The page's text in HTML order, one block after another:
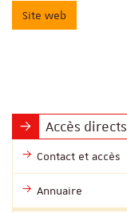
Site web
Accès directs
Contact et accès
Annuaire